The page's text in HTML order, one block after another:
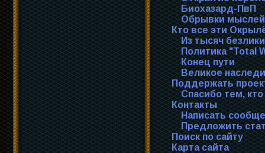
Биохазард-ПвП
Обрывки мыслей
Кто все эти
Из тысяч
Политика "Total
Конец пути
Великое
Поддержать
Спасибо тем,
Контакты
Написать
Предложить
Поиск по сайту
Карта сайта